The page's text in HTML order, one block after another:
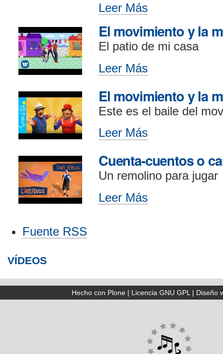
ritmo
rimas
Fluidez
y
comprensión
lectora:
Recortes
de
pequeños
papeles
-
Leer Más
El movimiento y la
El patio de mi casa
El
movimiento
y
la
mímica
(1)
-
Leer Más
El movimiento y la
Este es el baile del
El
movimiento
y
la
mímica
-
Leer Más
Cuenta-cuentos o
Un remolino para jugar
Cuenta-
cuentos
Leer Más
Fuente RSS
VÍDEOS
Hecho con Plone| Licencia GNU GPL| Diseño